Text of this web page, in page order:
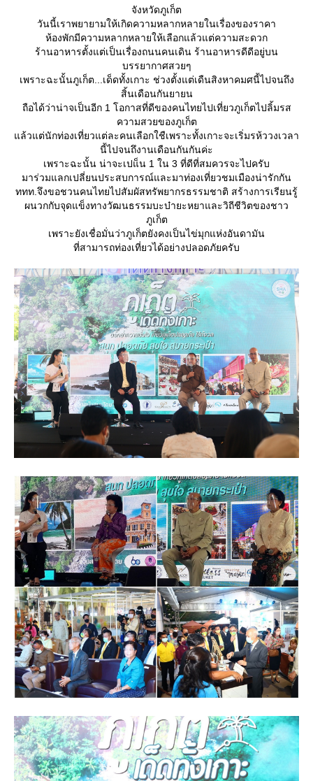
จังหวัดภูเก็ต
วันนี้เราพยายามให้เกิดความหลากหลายในเรื่องของราคา
ห้องพักมีความหลากหลายให้เลือกแล้วแต่ความสะดวก
ร้านอาหารตั้งแต่เป็นเรื่องถนนคนเดิน ร้านอาหารดีดีอยู่บน
บรรยากาศสวยๆ
เพราะฉะนั้นภูเก็ต...เด็ดทั้งเกาะ ช่วงตั้งแต่เดืนสิงหาคมศนี้ไปจนถึง
สิ้นเดือนกันยายน
ถือได้ว่าน่าจเป็นอีก 1 โอกาสที่ดีของคนไทยไปเที่ยวภูเก็ตไปลิ้มรส
ความสวยของภูเก็ต
ล้วแต่นักท่องเที่ยวแต่ละคนเลือกใชืเพราะทั้งเกาะจะเริ่มรห้ววงเวลา
นี้ไปจนถึงานเดือนกันกันค่ะ
เพราะฉะนั้น น่าจะเปแ็น 1 ใน 3 ที่ดีที่สมควรจะไปครับ
มาร่วมแลกเปลี่ยนประสบการณ์และมาท่องเที่ยวชมเมืองน่ารักกัน
ททท.จึงขอชวนคนไทยไปสัมผัสทรัพยากรธรรมชาติ สร้างการเรียนรู้
ผนวกกับจุดแข็งทางวัฒนธรรมบะบ๋ายะหยาและวิถีชีวิตของชาว
ภูเก็ต
เพราะยังเชื่อมั่นว่าภูเก็ตยังคงเป็นไข่มุกแห่งอันดามัน
ที่สามารถท่องเที่ยวได้อย่างปลอดภัยครับ